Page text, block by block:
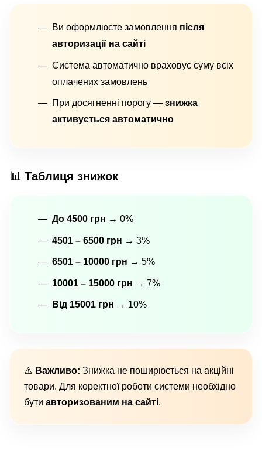
Ви оформлюєте замовлення після
авторизації на сайті
Система автоматично враховує суму всіх
оплачених замовлень
При досягненні порогу — знижка
активується автоматично
📊 Таблиця знижок
До 4500 грн → 0%
4501 – 6500 грн → 3%
6501 – 10000 грн → 5%
10001 – 15000 грн → 7%
Від 15001 грн → 10%
⚠️ Важливо: Знижка не поширюється на акційні
товари. Для коректної роботи системи необхідно
бути авторизованим на сайті.